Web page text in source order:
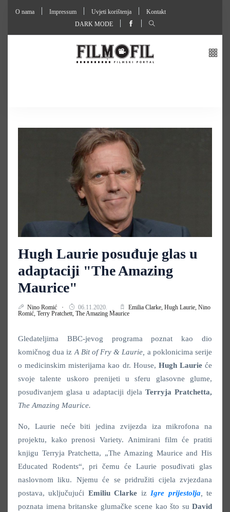
O nama Impressum Uvjeti korištenja
Kontakt
DARK MODE
Hugh Laurie posuđuje glas u
adaptaciji "The Amazing
Maurice"
Nino Romić 06.11.2020. Emilia Clarke, Hugh Laurie, Nino
Romić, Terry Pratchett, The Amazing Maurice
Gledateljima BBC-jevog programa poznat kao dio
komičnog dua iz A Bit of Fry & Laurie a poklonicima serije
o medicinskim misterijama kao dr. House, Hugh Laurieće
svoje talente uskoro prenijeti u sferu glasovne glume,
posuđivanjem glasa u adaptaciji djela Terryja Pratchetta,
The Amazing Maurice.
No, Laurie neće biti jedina zvijezda iza mikrofona na
projektu, kako prenosi Variety. Animirani film će pratiti
knjigu Terryja Pratchetta, „The Amazing Maurice and His
Educated Rodents“, pri čemu će Laurie posuđivati glas
naslovnom liku. Njemu će se pridružiti cijela zvjezdana
postava, uključujući Emiliu Clarke iz Igre prijestolja ,te
poznata imena britanske glumačke scene kao što su David